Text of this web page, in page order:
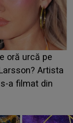
Iubirii" l-a
ESTE
se în fața
"Am